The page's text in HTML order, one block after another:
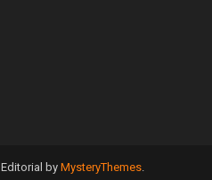
Editorial by MysteryThemes.